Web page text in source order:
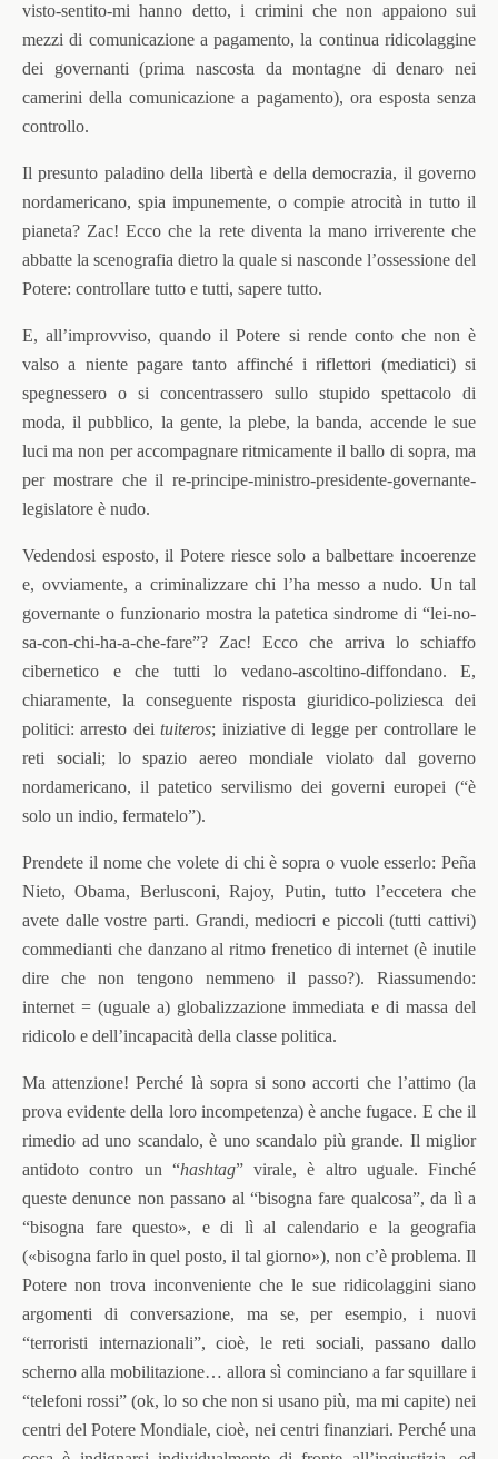
visto-sentito-mi hanno detto, i crimini che non appaiono sui
mezzi di comunicazione a pagamento, la continua ridicolaggine
dei governanti (prima nascosta da montagne di denaro nei
camerini della comunicazione a pagamento), ora esposta senza
controllo.
Il presunto paladino della libertà e della democrazia, il governo
nordamericano, spia impunemente, o compie atrocità in tutto il
pianeta? Zac! Ecco che la rete diventa la mano irriverente che
abbatte la scenografia dietro la quale si nasconde l’ossessione del
Potere: controllare tutto e tutti, sapere tutto.
E, all’improvviso, quando il Potere si rende conto che non è
valso a niente pagare tanto affinché i riflettori (mediatici) si
spegnessero o si concentrassero sullo stupido spettacolo di
moda, il pubblico, la gente, la plebe, la banda, accende le sue
luci ma non per accompagnare ritmicamente il ballo di sopra, ma
per mostrare che il re-principe-ministro-presidente-governante-
legislatore è nudo.
Vedendosi esposto, il Potere riesce solo a balbettare incoerenze
e, ovviamente, a criminalizzare chi l’ha messo a nudo. Un tal
governante o funzionario mostra la patetica sindrome di “lei-no-
sa-con-chi-ha-a-che-fare”? Zac! Ecco che arriva lo schiaffo
cibernetico e che tutti lo vedano-ascoltino-diffondano. E,
chiaramente, la conseguente risposta giuridico-poliziesca dei
politici: arresto deituiteros; iniziative di legge per controllare le
reti sociali; lo spazio aereo mondiale violato dal governo
nordamericano, il patetico servilismo dei governi europei (“è
solo un indio, fermatelo”).
Prendete il nome che volete di chi è sopra o vuole esserlo: Peña
Nieto, Obama, Berlusconi, Rajoy, Putin, tutto l’eccetera che
avete dalle vostre parti. Grandi, mediocri e piccoli (tutti cattivi)
commedianti che danzano al ritmo frenetico di internet (è inutile
dire che non tengono nemmeno il passo?). Riassumendo:
internet = (uguale a) globalizzazione immediata e di massa del
ridicolo e dell’incapacità della classe politica.
Ma attenzione! Perché là sopra si sono accorti che l’attimo (la
prova evidente della loro incompetenza) è anche fugace. E che il
rimedio ad uno scandalo, è uno scandalo più grande. Il miglior
antidoto contro un “hashtag” virale, è altro uguale. Finché
queste denunce non passano al “bisogna fare qualcosa”, da lì a
“bisogna fare questo», e di lì al calendario e la geografia
(«bisogna farlo in quel posto, il tal giorno»), non c’è problema. Il
Potere non trova inconveniente che le sue ridicolaggini siano
argomenti di conversazione, ma se, per esempio, i nuovi
“terroristi internazionali”, cioè, le reti sociali, passano dallo
scherno alla mobilitazione… allora sì cominciano a far squillare i
“telefoni rossi” (ok, lo so che non si usano più, ma mi capite) nei
centri del Potere Mondiale, cioè, nei centri finanziari. Perché una